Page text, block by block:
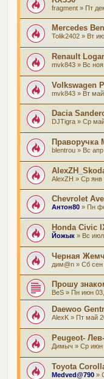
fragment » Пт
Mercedes
Tolik2402 » Вт
Renault
mvk843 » Вс
Volkswagen
mvk843 » Вт
Dacia
DJTigra » Ср
Праворучка
blentrou » Вс
AlexZH » Ср янв
Chevrolet
Антон80 » Пн
Honda Civic
Йожык » Вс июл
Черная
дим@n » Сб сен
Прошу
BeS » Пн июн
Daewoo
AlexK » Пт май
Peugeot-
Димыч » Ср июн
Toyota
Medved@790 »